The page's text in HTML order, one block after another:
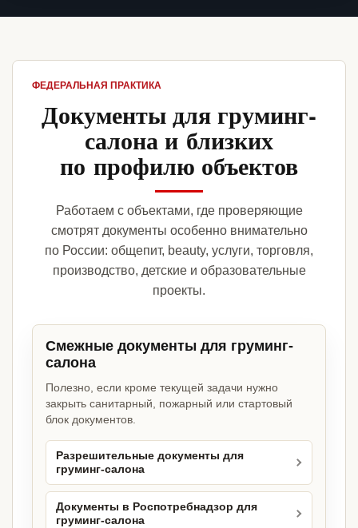
ФЕДЕРАЛЬНАЯ ПРАКТИКА
Документы для груминг-
салона и близких
по профилю объектов
Работаем с объектами, где проверяющие
смотрят документы особенно внимательно
по России: общепит, beauty, услуги, торговля,
производство, детские и образовательные
проекты.
Смежные документы для груминг-
салона
Полезно, если кроме текущей задачи нужно
закрыть санитарный, пожарный или стартовый
блок документов.
Разрешительные документы для
груминг-салона
Документы в Роспотребнадзор для
груминг-салона